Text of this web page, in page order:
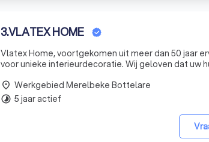
3.VLATEX HOME
Vlatex Home, voortgekomen uit meer dan 50 jaar
voor unieke interieurdecoratie. Wij geloven dat uw
place Werkgebied Merelbeke Bottelare
timelapse 5 jaar actief